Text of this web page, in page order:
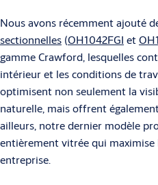
Nous avons récemment ajouté
sectionnelles (OH1042FGI et
gamme Crawford, lesquelles
intérieur et les conditions de
optimisent non seulement la
naturelle, mais offrent
ailleurs, notre dernier modèle
entièrement vitrée qui
entreprise.